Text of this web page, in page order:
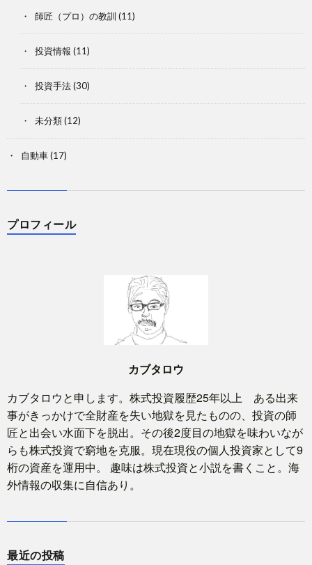
師匠（プロ）の教訓 (11)
投資情報 (11)
投資手法(30)
未分類(12)
自動車(17)
プロフィール
カブタロウ
カブタロウと申します。株式投資履歴25年以上 ある出来
事がきっかけで全財産を失い地獄を見たものの、投資の師
匠と出会い水面下を脱出。その後2度目の地獄を味わいなが
らも株式投資で窮地を克服。現在現役の個人投資家として9
桁の資産を運用中。 趣味は株式投資と小説を書くこと。海
外情報の収集に自信あり。
最近の投稿